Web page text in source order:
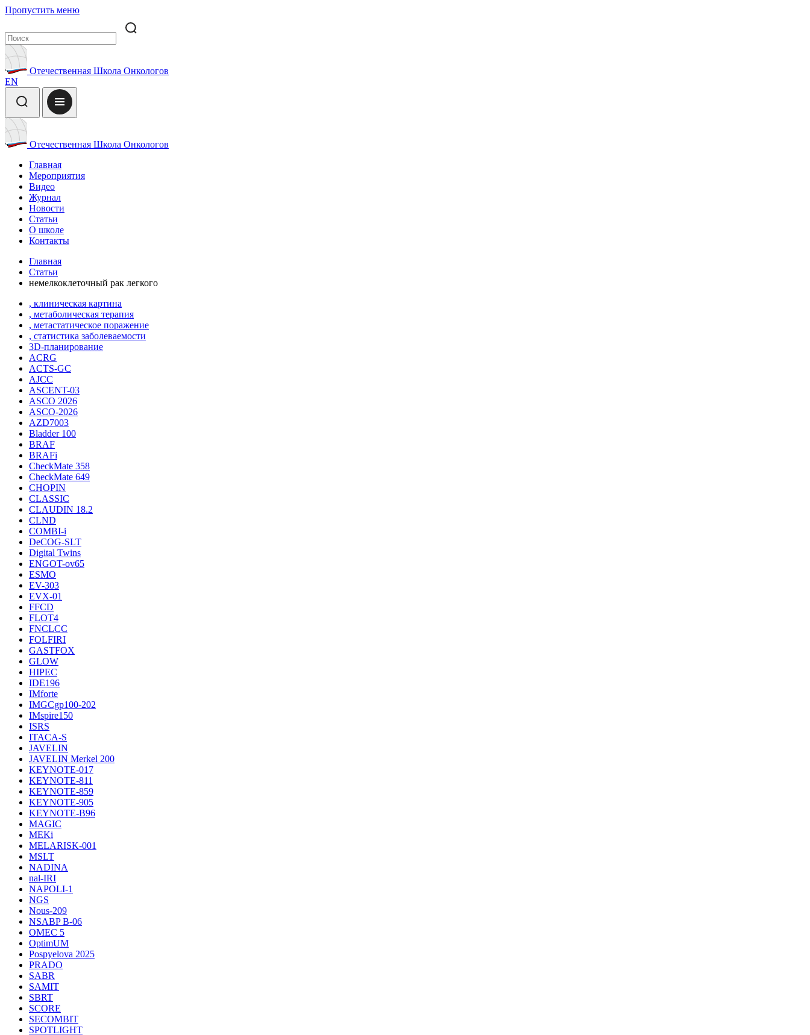
Пропустить меню
Отечественная Школа Онкологов
EN
Отечественная Школа Онкологов
Главная
Мероприятия
Видео
Журнал
Новости
Статьи
О школе
Контакты
Главная
Статьи
немелкоклеточный рак легкого
, клиническая картина
, метаболическая терапия
, метастатическое поражение
, статистика заболеваемости
3D-планирование
ACRG
ACTS-GC
AJCC
ASCENT-03
ASCO 2026
ASCO-2026
AZD7003
Bladder 100
BRAF
BRAFi
CheckMate 358
CheckMate 649
CHOPIN
CLASSIС
CLAUDIN 18.2
CLND
COMBI-i
DeCOG-SLT
Digital Twins
ENGOT-ov65
ESMO
EV-303
EVX-01
FFCD
FLOT4
FNCLCC
FOLFIRI
GASTFOX
GLOW
HIPEC
IDE196
IMforte
IMGCgp100-202
IMspire150
ISRS
ITACA-S
JAVELIN
JAVELIN Merkel 200
KEYNOTE-017
KEYNOTE-811
KEYNOTE-859
KEYNOTE-905
KEYNOTE-B96
MAGIC
MEKi
MELARISK-001
MSLT
NADINA
nal-IRI
NAPOLI-1
NGS
Nous-209
NSABP B-06
OMEC 5
OptimUM
Pospyelova 2025
PRADO
SABR
SAMIT
SBRT
SCORE
SECOMBIT
SPOTLIGHT